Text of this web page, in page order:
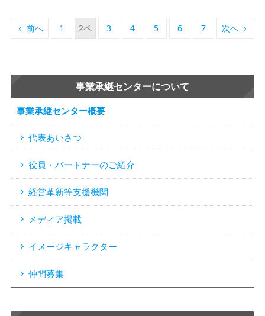
前へ 1 2 3 4 5 6 7 次へ
事業承継センターについて
事業承継センター概要
代表あいさつ
役員・パートナーのご紹介
経営革新等支援機関
メディア掲載
イメージキャラクター
仲間募集